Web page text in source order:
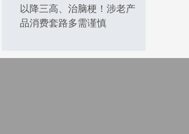
以降三高、治脑梗！涉老产
品消费套路多需谨慎